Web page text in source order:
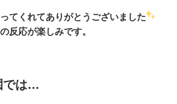
てくれてありがとうございました
反応が楽しみです。
では…